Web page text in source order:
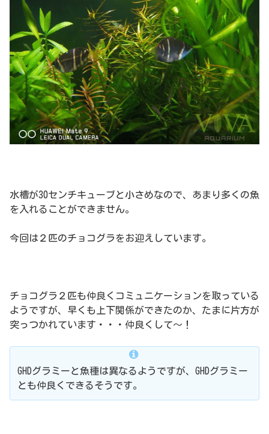
水槽が30センチキューブと小さめなので、あまり多くの魚
を入れることができません。
今回は２匹のチョコグラをお迎えしています。
チョコグラ２匹も仲良くコミュニケーションを取っている
ようですが、早くも上下関係ができたのか、たまに片方が
突っつかれています・・・仲良くして〜！
GHDグラミーと魚種は異なるようですが、GHDグラミー
とも仲良くできるそうです。